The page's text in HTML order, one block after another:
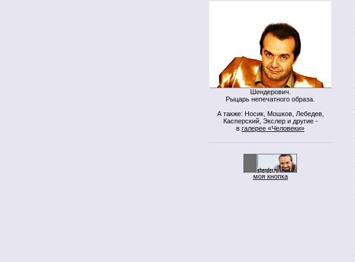
Шендерович.
Рыцарь непечатного образа.
А также: Носик, Мошков, Лебедев,
Касперский, Экслер и другие -
в галерее «Человеки»
моя кнопка